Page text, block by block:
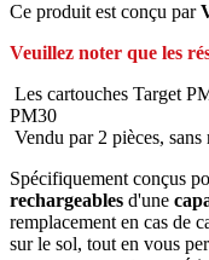
Ce produit est conçu par
Veuillez noter que les
Les cartouches Target
PM30
Vendu par 2 pièces, sans
Spécifiquement conçus
rechargeables d'une
remplacement en cas de
sur le sol, tout en vous